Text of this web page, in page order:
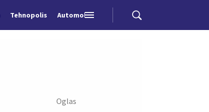
Tehnopolis Automobili